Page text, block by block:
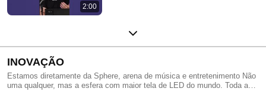
2:00
INOVAÇÃO
Estamos diretamente da Sphere, arena de música e entretenimento Não
uma qualquer, mas a esfera com maior tela de LED do mundo. Toda a